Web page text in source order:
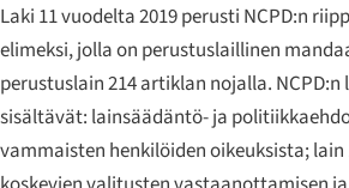
Laki 11 vuodelta 2019 perusti NCPD:n
elimeksi, jolla on perustuslaillinen
perustuslain 214 artiklan nojalla.
sisältävät: lainsäädäntö- ja
vammaisten henkilöiden oikeuksista;